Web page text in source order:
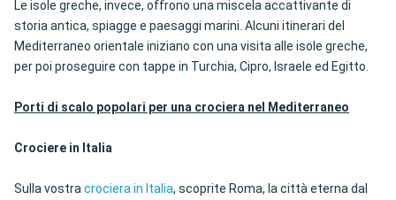
Le isole greche, invece, offrono una miscela accattivante di
storia antica, spiagge e paesaggi marini. Alcuni itinerari del
Mediterraneo orientale iniziano con una visita alle isole greche,
per poi proseguire con tappe in Turchia, Cipro, Israele ed Egitto.
Porti di scalo popolari per una crociera nel Mediterraneo
Crociere in Italia
Sulla vostracrociera in Italia, scoprite Roma, la città eterna dal